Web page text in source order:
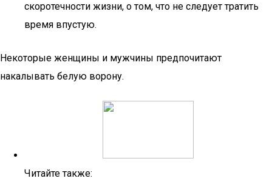
скоротечности жизни, о том, что не следует тратить
время впустую.
Некоторые женщины и мужчины предпочитают
накалывать белую ворону.
Читайте также: